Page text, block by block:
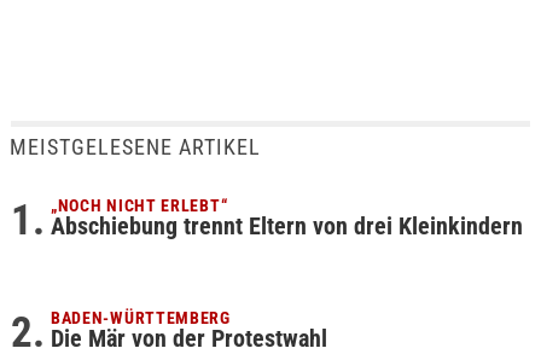
MEISTGELESENE ARTIKEL
„NOCH NICHT ERLEBT“
Abschiebung trennt Eltern von drei Kleinkindern
BADEN-WÜRTTEMBERG
Die Mär von der Protestwahl